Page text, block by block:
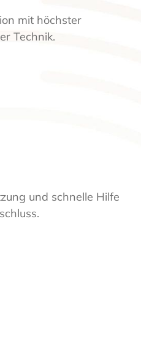
mit höchster
Technik.
und schnelle Hilfe